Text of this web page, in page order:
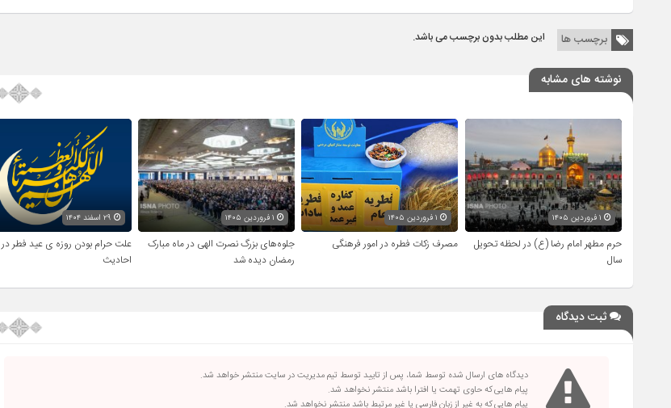
برچسب ها این مطلب بدون برچسب می باشد.
نوشته های مشابه
حرم مطهر امام رضا (ع) در لحظه تحویل
سال
۱ فروردین ۱۴۰۵
مصرف زکات فطره در امور فرهنگی
جلوه‌های بزرگ نصرت الهی در ماه مبارک
رمضان دیده شد
علت حرام بودن روزه ی عید فطر در
احادیث
ثبت دیدگاه
دیدگاه های ارسال شده توسط شما، پس از تایید توسط تیم مدیریت در سایت منتشر خواهد شد.
پیام هایی که حاوی تهمت یا افترا باشد منتشر نخواهد شد.
پیام هایی که به غیر از زبان فارسی یا غیر مرتبط باشد منتشر نخواهد شد.